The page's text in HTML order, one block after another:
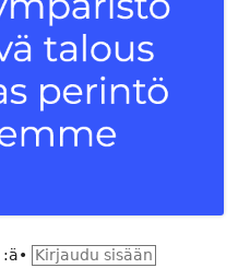
:ä• Kirjaudu sisään